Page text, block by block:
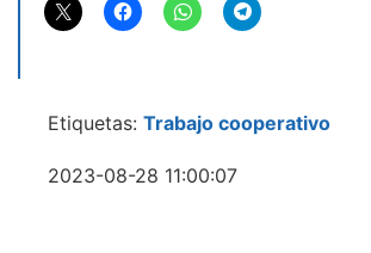
Etiquetas: Trabajo cooperativo
2023-08-28 11:00:07